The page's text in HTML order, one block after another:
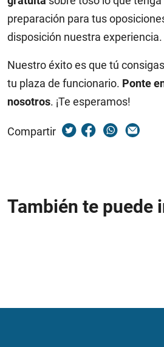
preparación para tus
disposición nuestra experiencia.
Nuestro éxito es que tú
tu plaza de funcionario. Ponte
nosotros. ¡Te esperamos!
Compartir
También te puede